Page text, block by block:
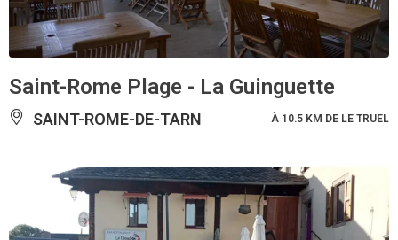
Saint-Rome Plage - La Guinguette
SAINT-ROME-DE-TARN À 10.5 KM DE LE TRUEL